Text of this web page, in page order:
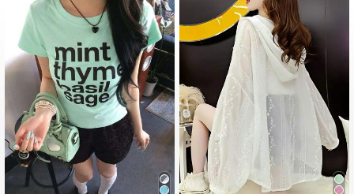
4.59 70 フォロワー
4.59 70 フォロワー
4.59 70 フォロワー